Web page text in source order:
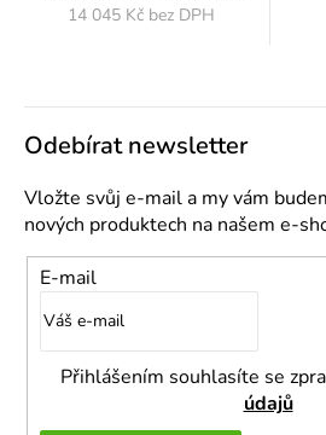
14 045 Kč bez DPH
Odebírat newsletter
Vložte svůj e-mail a my vám
nových produktech na našem e-
E-mail
Přihlášením souhlasíte se
údajů